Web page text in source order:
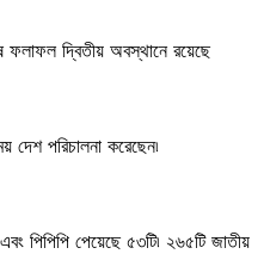
ফলাফল দ্বিতীয় অবস্থানে রয়েছে
দেশ পরিচালনা করেছেন৷
পিপিপি পেয়েছে ৫৩টি৷ ২৬৫টি জাতীয়